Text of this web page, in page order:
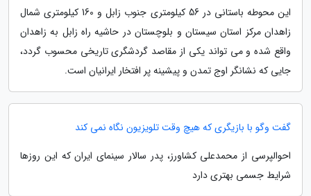
این محوطه باستانی در 56 کیلومتری جنوب زابل و 160 کیلومتری شمال
زاهدان مرکز استان سیستان و بلوچستان در حاشیه راه زابل به زاهدان
واقع شده و می تواند یکی از مقاصد گردشگری تاریخی محسوب گردد،
جایی که نشانگر اوج تمدن و پیشینه پر افتخار ایرانیان است.
گفت وگو با بازیگری که هیچ وقت تلویزیون نگاه نمی کند
احوالپرسی از محمدعلی کشاورز، پدر سالار سینمای ایران که این روزها
شرایط جسمی بهتری دارد